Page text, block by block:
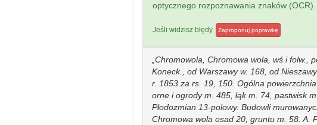
optycznego rozpoznawania znaków (OCR).
Jeśli widzisz błędy Zaproponuj poprawkę
Chromowola, Chromowa wola, wś i folw.,
Koneck., od Warszawy w. 168, od
r. 1853 za rs. 19, 150. Ogólna
orne i ogrody m. 485, łąk m. 74, pastwisk
Płodozmian 13-polowy. Budowli
Chromowa wola osad 20, gruntu m. 58. A.